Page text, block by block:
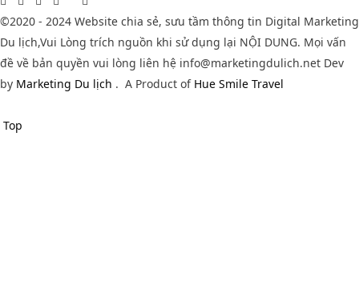
©2020 - 2024 Website chia sẻ, sưu tầm thông tin Digital Marketing
Du lịch,Vui Lòng trích nguồn khi sử dụng lại NỘI DUNG. Mọi vấn
đề về bản quyền vui lòng liên hệ info@marketingdulich.net Dev
by Marketing Du lịch . A Product of Hue Smile Travel
Top